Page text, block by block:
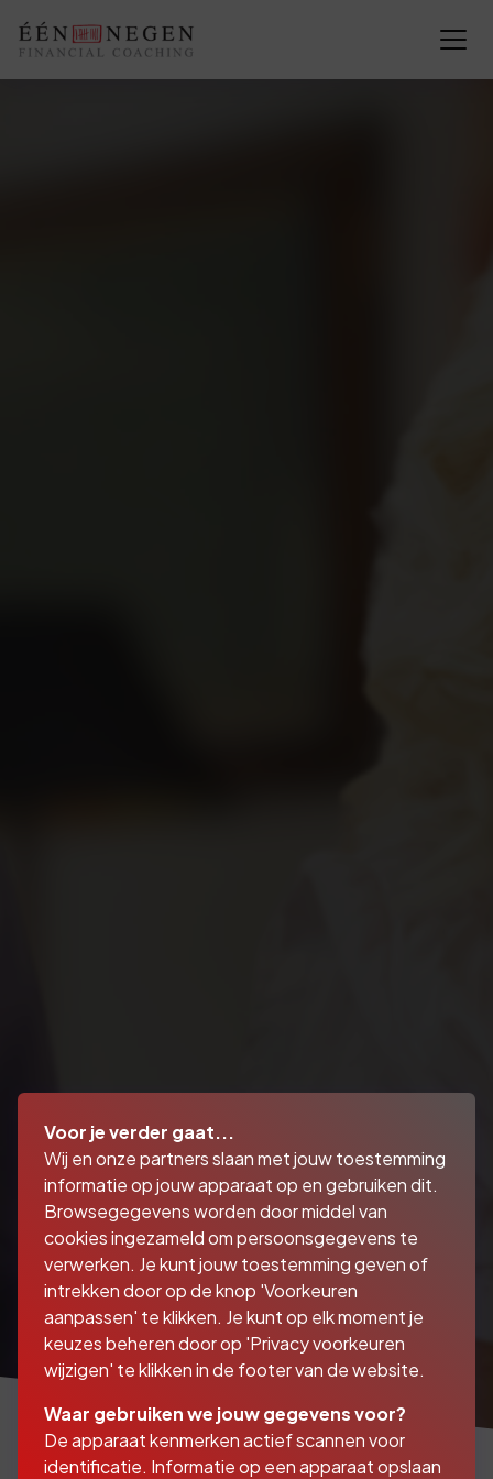
Voor je verder gaat...
Wij en onze partners slaan met jouw toestemming
informatie op jouw apparaat op en gebruiken dit.
Browsegegevens worden door middel van
cookies ingezameld om persoonsgegevens te
verwerken. Je kunt jouw toestemming geven of
intrekken door op de knop 'Voorkeuren
aanpassen' te klikken. Je kunt op elk moment je
keuzes beheren door op 'Privacy voorkeuren
wijzigen' te klikken in de footer van de website.
Waar gebruiken we jouw gegevens voor?
De apparaat kenmerken actief scannen voor
identificatie. Informatie op een apparaat opslaan